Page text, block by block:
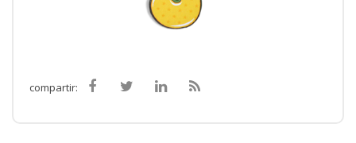
compartir: